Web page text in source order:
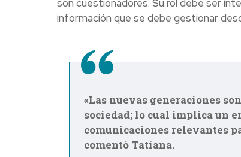
son cuestionadores. Su rol debe ser
información que se debe gestionar
«Las nuevas generaciones
sociedad; lo cual implica un
comunicaciones relevantes
comentó Tatiana.